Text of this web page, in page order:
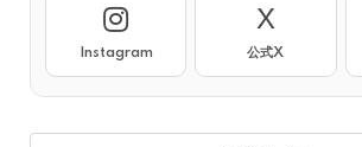
Instagram
X
公式X